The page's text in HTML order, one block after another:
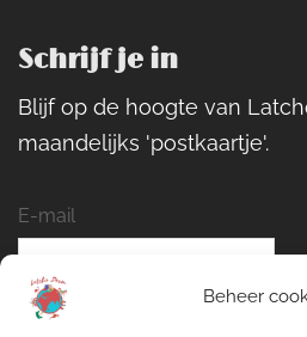
Beheer
Schrijf je in
Blijf op de hoogte van
maandelijks 'postkaartje'.
E-mail
Naam